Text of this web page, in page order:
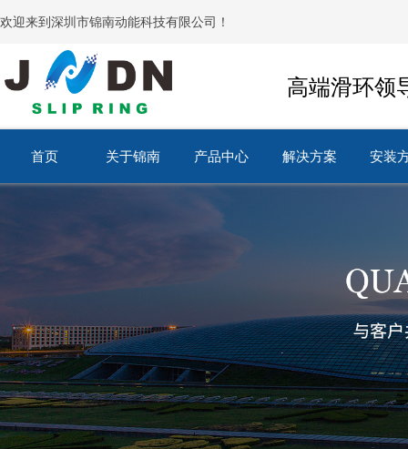
首页 关于锦南 产品中心
产品中心
解决方案 安装
高端滑环领
欢迎来到深圳市锦南动能科技有限公司！